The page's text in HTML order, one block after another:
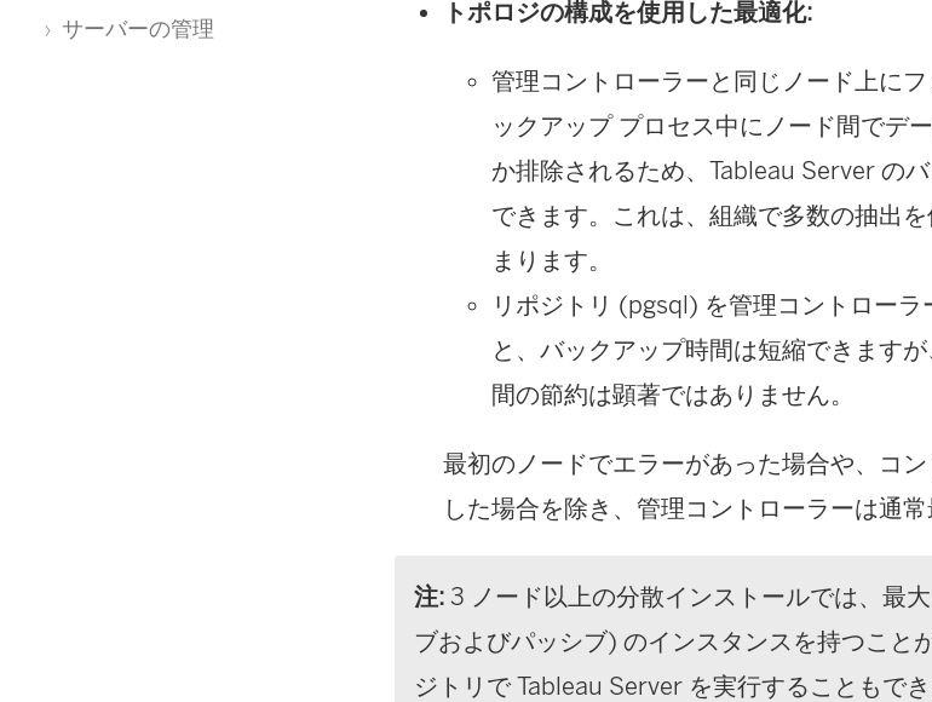
サーバーの管理
トポロジの構成を使用した最適化:
管理コントローラーと同じノード上に
ックアップ プロセス中にノード間でデ
か排除されるため、Tableau Server の
できます。これは、組織で多数の抽出
まります。
リポジトリ (pgsql) を管理コントロー
と、バックアップ時間は短縮できます
間の節約は顕著ではありません。
最初のノードでエラーがあった場合や、コ
した場合を除き、管理コントローラーは通
注: 3 ノード以上の分散インストールでは、最
ブおよびパッシブ) のインスタンスを持つこと
ジトリでTableau Server を実行することもで